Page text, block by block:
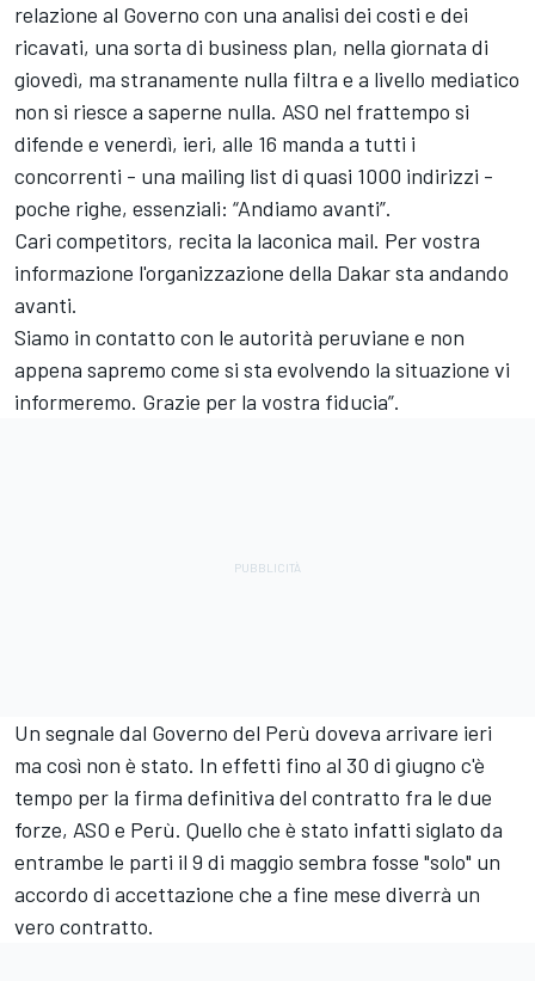
relazione al Governo con una analisi dei costi e dei
ricavati, una sorta di business plan, nella giornata di
giovedì, ma stranamente nulla filtra e a livello mediatico
non si riesce a saperne nulla. ASO nel frattempo si
difende e venerdì, ieri, alle 16 manda a tutti i
concorrenti - una mailing list di quasi 1000 indirizzi -
poche righe, essenziali: “Andiamo avanti”.
Cari competitors, recita la laconica mail. Per vostra
informazione l'organizzazione della Dakar sta andando
avanti.
Siamo in contatto con le autorità peruviane e non
appena sapremo come si sta evolvendo la situazione vi
informeremo. Grazie per la vostra fiducia”.
Un segnale dal Governo del Perù doveva arrivare ieri
ma così non è stato. In effetti fino al 30 di giugno c'è
tempo per la firma definitiva del contratto fra le due
forze, ASO e Perù. Quello che è stato infatti siglato da
entrambe le parti il 9 di maggio sembra fosse "solo" un
accordo di accettazione che a fine mese diverrà un
vero contratto.